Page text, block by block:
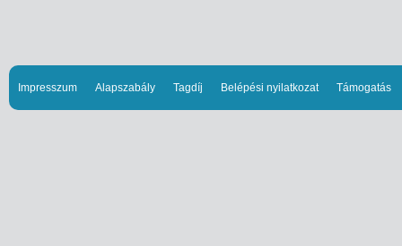
Impresszum Alapszabály Tagdíj Belépési nyilatkozat Támogatás